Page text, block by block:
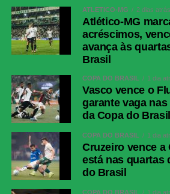
(Canchimbo);
Jesús Rivas
Angel,
Guillermo
COMENTE ABAIXO:
WhatsApp
Facebook
Twitter
Messenger
ATLÉTICO-MG 2 dias atrás
Atlético-MG
acréscimos,
avança às
Brasil
COPA DO BRASIL 1 dia
Vasco vence o
garante vaga
da Copa do Brasil
COPA DO BRASIL 1 dia
Cruzeiro vence a
está nas quartas
do Brasil
COPA DO BRASIL 1 dia